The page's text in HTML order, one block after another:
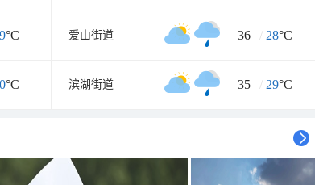
°C 爱山街道 36 / 28°C
°C 滨湖街道 35 / 29°C